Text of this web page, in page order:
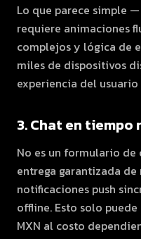
Lo que parece simple
requiere animaciones
complejos y lógica de
miles de dispositivos
experiencia del
3. Chat en tiempo
No es un formulario de
entrega garantizada
notificaciones push
offline. Esto solo
MXN al costo